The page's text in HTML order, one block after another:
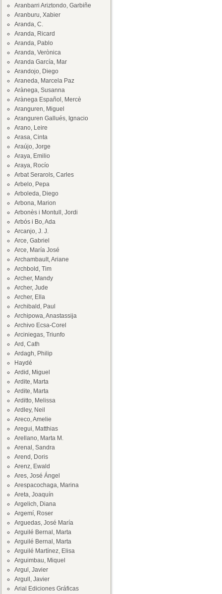
Aranbarri Ariztondo, Garbiñe
Aranburu, Xabier
Aranda, C.
Aranda, Ricard
Aranda, Pablo
Aranda, Verònica
Aranda García, Mar
Arandojo, Diego
Araneda, Marcela Paz
Arànega, Susanna
Arànega Español, Mercè
Aranguren, Miguel
Aranguren Gallués, Ignacio
Arano, Leire
Arasa, Cinta
Araújo, Jorge
Araya, Emilio
Araya, Rocío
Arbat Serarols, Carles
Arbelo, Pepa
Arboleda, Diego
Arbona, Marion
Arbonès i Montull, Jordi
Arbós i Bo, Ada
Arcanjo, J. J.
Arce, Gabriel
Arce, María José
Archambault, Ariane
Archbold, Tim
Archer, Mandy
Archer, Jude
Archer, Ella
Archibald, Paul
Archipowa, Anastassija
Archivo Ecsa-Corel
Arciniegas, Triunfo
Ard, Cath
Ardagh, Philip
Haydé
Ardid, Miguel
Ardite, Marta
Ardite, Marta
Arditto, Melissa
Ardley, Neil
Areco, Amelie
Aregui, Matthias
Arellano, Marta M.
Arenal, Sandra
Arend, Doris
Arenz, Ewald
Ares, José Ángel
Arespacochaga, Marina
Areta, Joaquín
Argelich, Diana
Argemí, Roser
Arguedas, José María
Arguilé Bernal, Marta
Arguilé Bernal, Marta
Arguilé Martínez, Elisa
Arguimbau, Miquel
Argul, Javier
Argull, Javier
Arial Ediciones Gráficas